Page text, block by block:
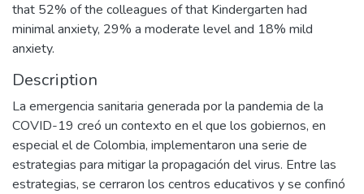
that 52% of the colleagues of that Kindergarten had
minimal anxiety, 29% a moderate level and 18% mild
anxiety.
Description
La emergencia sanitaria generada por la pandemia de la
COVID-19 creó un contexto en el que los gobiernos, en
especial el de Colombia, implementaron una serie de
estrategias para mitigar la propagación del virus. Entre las
estrategias, se cerraron los centros educativos y se confinó